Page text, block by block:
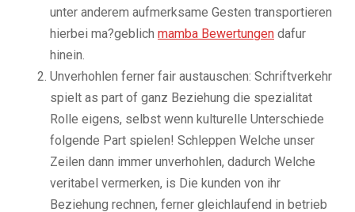
unter anderem aufmerksame Gesten transportieren
hierbei ma?geblich mamba Bewertungen dafur
hinein.
Unverhohlen ferner fair austauschen: Schriftverkehr
spielt as part of ganz Beziehung die spezialitat
Rolle eigens, selbst wenn kulturelle Unterschiede
folgende Part spielen! Schleppen Welche unser
Zeilen dann immer unverhohlen, dadurch Welche
veritabel vermerken, is Die kunden von ihr
Beziehung rechnen, ferner gleichlaufend in betrieb